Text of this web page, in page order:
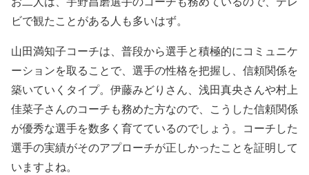
ビで観たことがある人も多いはず。
山田満知子コーチは、普段から選手と積極的にコミュニケ
ーションを取ることで、選手の性格を把握し、信頼関係を
築いていくタイプ。伊藤みどりさん、浅田真央さんや村上
佳菜子さんのコーチも務めた方なので、こうした信頼関係
が優秀な選手を数多く育てているのでしょう。コーチした
選手の実績がそのアプローチが正しかったことを証明して
いますよね。